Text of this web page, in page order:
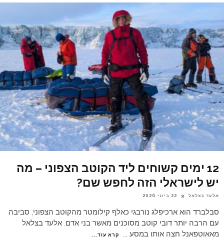
12 ימים קשוחים ליד הקוטב הצפוני – מה
יש לישראלי הזה לחפש שם?
אלעד בצלאל 22 ביוני 2026
סבלברד הוא ארכיפלג נורבגי כאלף קילומטר מהקוטב הצפוני, סביבה
עם הרבה יותר דובי קוטב מסוכנים מאשר בני אדם. אלעד בצלאל
מאאוטפאנל חצה אותו במסע ... קרא עוד...